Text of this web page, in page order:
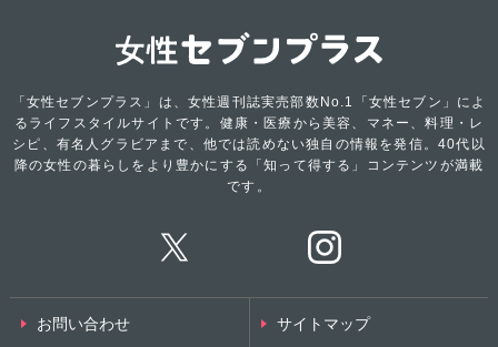
「女性セブンプラス」は、女性週刊誌実売部数No.1「女性セブン」によ
るライフスタイルサイトです。健康・医療から美容、マネー、料理・レ
シピ、有名人グラビアまで、他では読めない独自の情報を発信。40代以
降の女性の暮らしをより豊かにする「知って得する」コンテンツが満載
です。
お問い合わせ サイトマップ